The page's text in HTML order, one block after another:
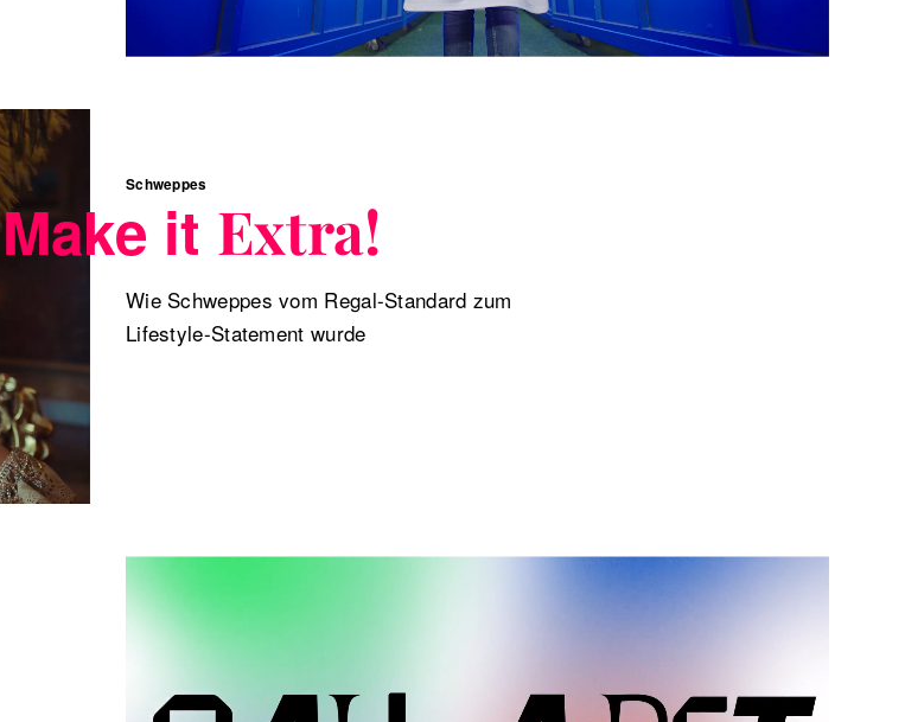
Schweppes
Make it Extra!
Wie Schweppes vom Regal-Standard zum
Lifestyle-Statement wurde